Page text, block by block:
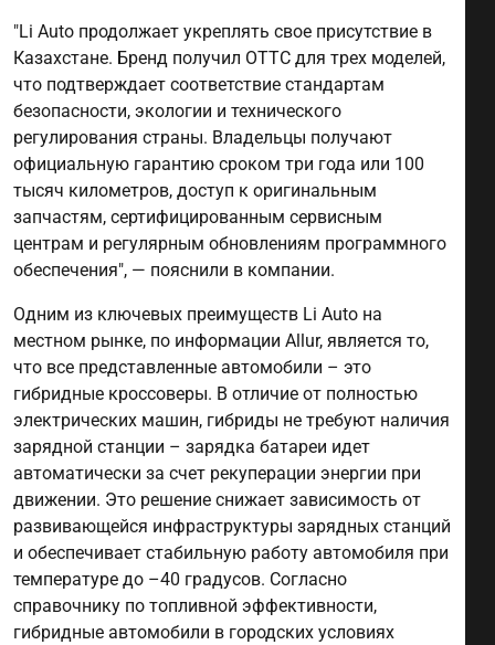
"Li Auto продолжает укреплять свое присутствие в
Казахстане. Бренд получил ОТТС для трех моделей,
что подтверждает соответствие стандартам
безопасности, экологии и технического
регулирования страны. Владельцы получают
официальную гарантию сроком три года или 100
тысяч километров, доступ к оригинальным
запчастям, сертифицированным сервисным
центрам и регулярным обновлениям программного
обеспечения", — пояснили в компании.
Одним из ключевых преимуществ Li Auto на
местном рынке, по информации Allur, является то,
что все представленные автомобили – это
гибридные кроссоверы. В отличие от полностью
электрических машин, гибриды не требуют наличия
зарядной станции – зарядка батареи идет
автоматически за счет рекуперации энергии при
движении. Это решение снижает зависимость от
развивающейся инфраструктуры зарядных станций
и обеспечивает стабильную работу автомобиля при
температуре до –40 градусов. Согласно
справочнику по топливной эффективности,
гибридные автомобили в городских условиях